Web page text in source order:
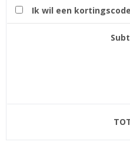
Ik wil een